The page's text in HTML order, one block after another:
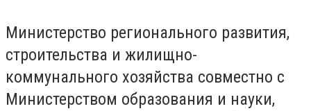
Министерство регионального развития,
строительства и жилищно-
коммунального хозяйства совместно с
Министерством образования и науки,